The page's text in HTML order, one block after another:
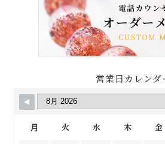
営業日カレンダ
月 火 水 木 金